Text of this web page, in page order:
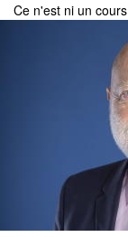
Ce n'est ni un